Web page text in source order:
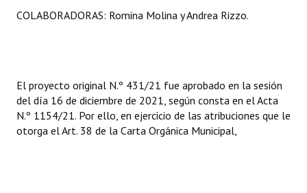
COLABORADORAS: Romina Molina y Andrea Rizzo.
El proyecto original N.º 431/21 fue aprobado en la sesión
del día 16 de diciembre de 2021, según consta en el Acta
N.º 1154/21. Por ello, en ejercicio de las atribuciones que le
otorga el Art. 38 de la Carta Orgánica Municipal,